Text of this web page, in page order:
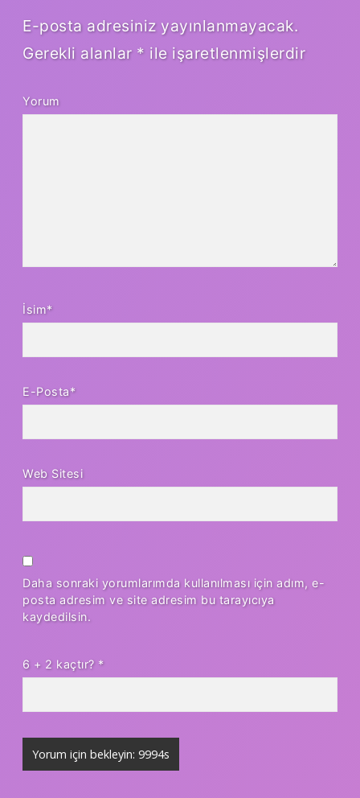
E-posta adresiniz yayınlanmayacak.
Gerekli alanlar * ile işaretlenmişlerdir
Yorum
İsim*
E-Posta*
Web Sitesi
Daha sonraki yorumlarımda kullanılması için adım, e-
posta adresim ve site adresim bu tarayıcıya
kaydedilsin.
6 + 2 kaçtır? *